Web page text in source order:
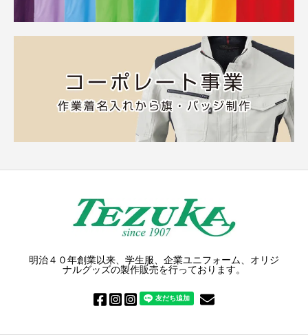
明治４０年創業以来、学生服、企業ユニフォーム、オリジ
ナルグッズの製作販売を行っております。